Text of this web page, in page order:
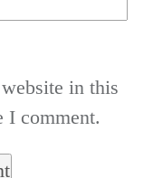
in this
I comment.